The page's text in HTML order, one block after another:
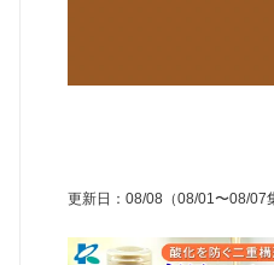
更新日 ： 08/08 （08/01〜08/07